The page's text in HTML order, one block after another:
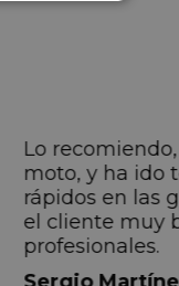
Lo
moto, y ha ido
rápidos en las
el cliente muy
profesionales.